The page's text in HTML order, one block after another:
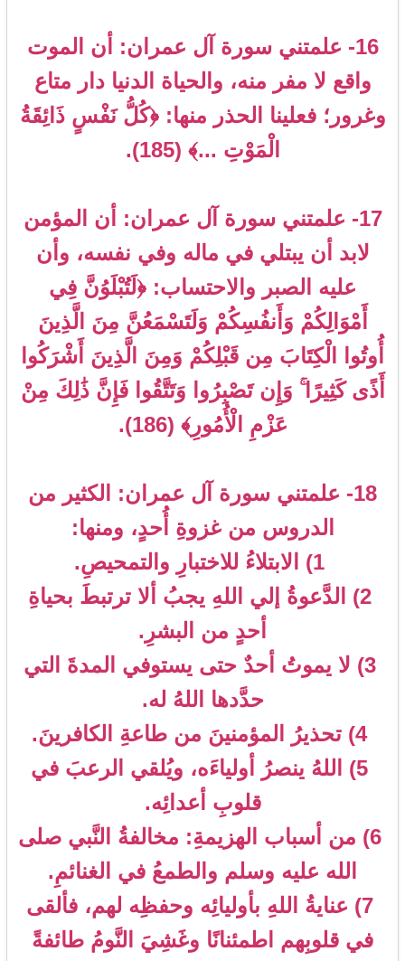
16- علمتني سورة آل عمران: أن الموت
واقع لا مفر منه، والحياة الدنيا دار متاع
وغرور؛ فعلينا الحذر منها: ﴿كُلُّ نَفْسٍ ذَائِقَةُ
الْمَوْتِ ...﴾ (185).
17- علمتني سورة آل عمران: أن المؤمن
لابد أن يبتلي في ماله وفي نفسه، وأن
عليه الصبر والاحتساب: ﴿لَتُبْلَوُنَّ فِي
أَمْوَالِكُمْ وَأَنفُسِكُمْ وَلَتَسْمَعُنَّ مِنَ الَّذِينَ
أُوتُوا الْكِتَابَ مِن قَبْلِكُمْ وَمِنَ الَّذِينَ أَشْرَكُوا
أَذًى كَثِيرًا ۚ وَإِن تَصْبِرُوا وَتَتَّقُوا فَإِنَّ ذَٰلِكَ مِنْ
عَزْمِ الْأُمُورِ﴾ (186).
18- علمتني سورة آل عمران: الكثير من
الدروس من غزوةِ أُحدٍ، ومنها:
2) الدَّعوةُ إلي اللهِ يجبُ ألا ترتبطَ بحياةِ
أحدٍ من البشرِ.
3) لا يموتُ أحدٌ حتى يستوفي المدةَ التي
حدَّدها اللهُ له.
4) تحذيرُ المؤمنينَ من طاعةِ الكافرينَ.
5) اللهُ ينصرُ أولياءَه، ويُلقي الرعبَ في
قلوبِ أعدائِه.
6) من أسباب الهزيمةِ: مخالفةُ النَّبي صلى
الله عليه وسلم والطمعُ في الغنائمِ.
7) عنايةُ اللهِ بأوليائِه وحفظِه لهم، فألقى
في قلوبِهم اطمئنانًا وغَشِيَ النَّومُ طائفةً